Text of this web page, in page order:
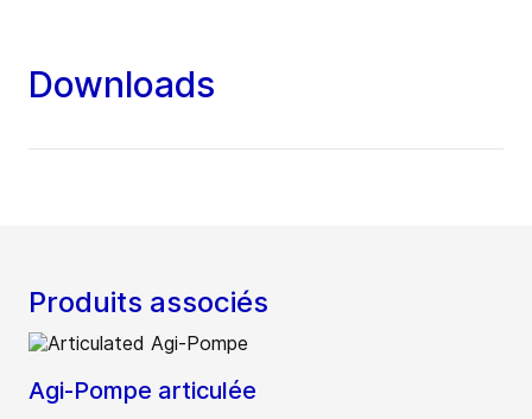
Downloads
Produits associés
Agi-Pompe articulée